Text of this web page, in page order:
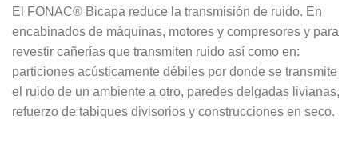
El FONAC® Bicapa reduce la transmisión de ruido. En
encabinados de máquinas, motores y compresores y para
revestir cañerías que transmiten ruido así como en:
particiones acústicamente débiles por donde se transmite
el ruido de un ambiente a otro, paredes delgadas livianas,
refuerzo de tabiques divisorios y construcciones en seco.